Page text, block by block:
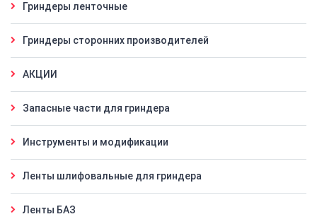
Гриндеры ленточные
Гриндеры сторонних производителей
АКЦИИ
Запасные части для гриндера
Инструменты и модификации
Ленты шлифовальные для гриндера
Ленты БАЗ